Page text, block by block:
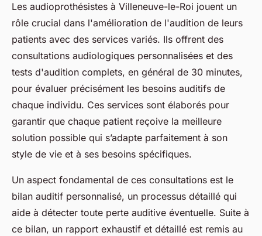
Les audioprothésistes à Villeneuve-le-Roi jouent un
rôle crucial dans l'amélioration de l'audition de leurs
patients avec des services variés. Ils offrent des
consultations audiologiques personnalisées et des
tests d'audition complets, en général de 30 minutes,
pour évaluer précisément les besoins auditifs de
chaque individu. Ces services sont élaborés pour
garantir que chaque patient reçoive la meilleure
solution possible qui s’adapte parfaitement à son
style de vie et à ses besoins spécifiques.
Un aspect fondamental de ces consultations est le
bilan auditif personnalisé, un processus détaillé qui
aide à détecter toute perte auditive éventuelle. Suite à
ce bilan, un rapport exhaustif et détaillé est remis au